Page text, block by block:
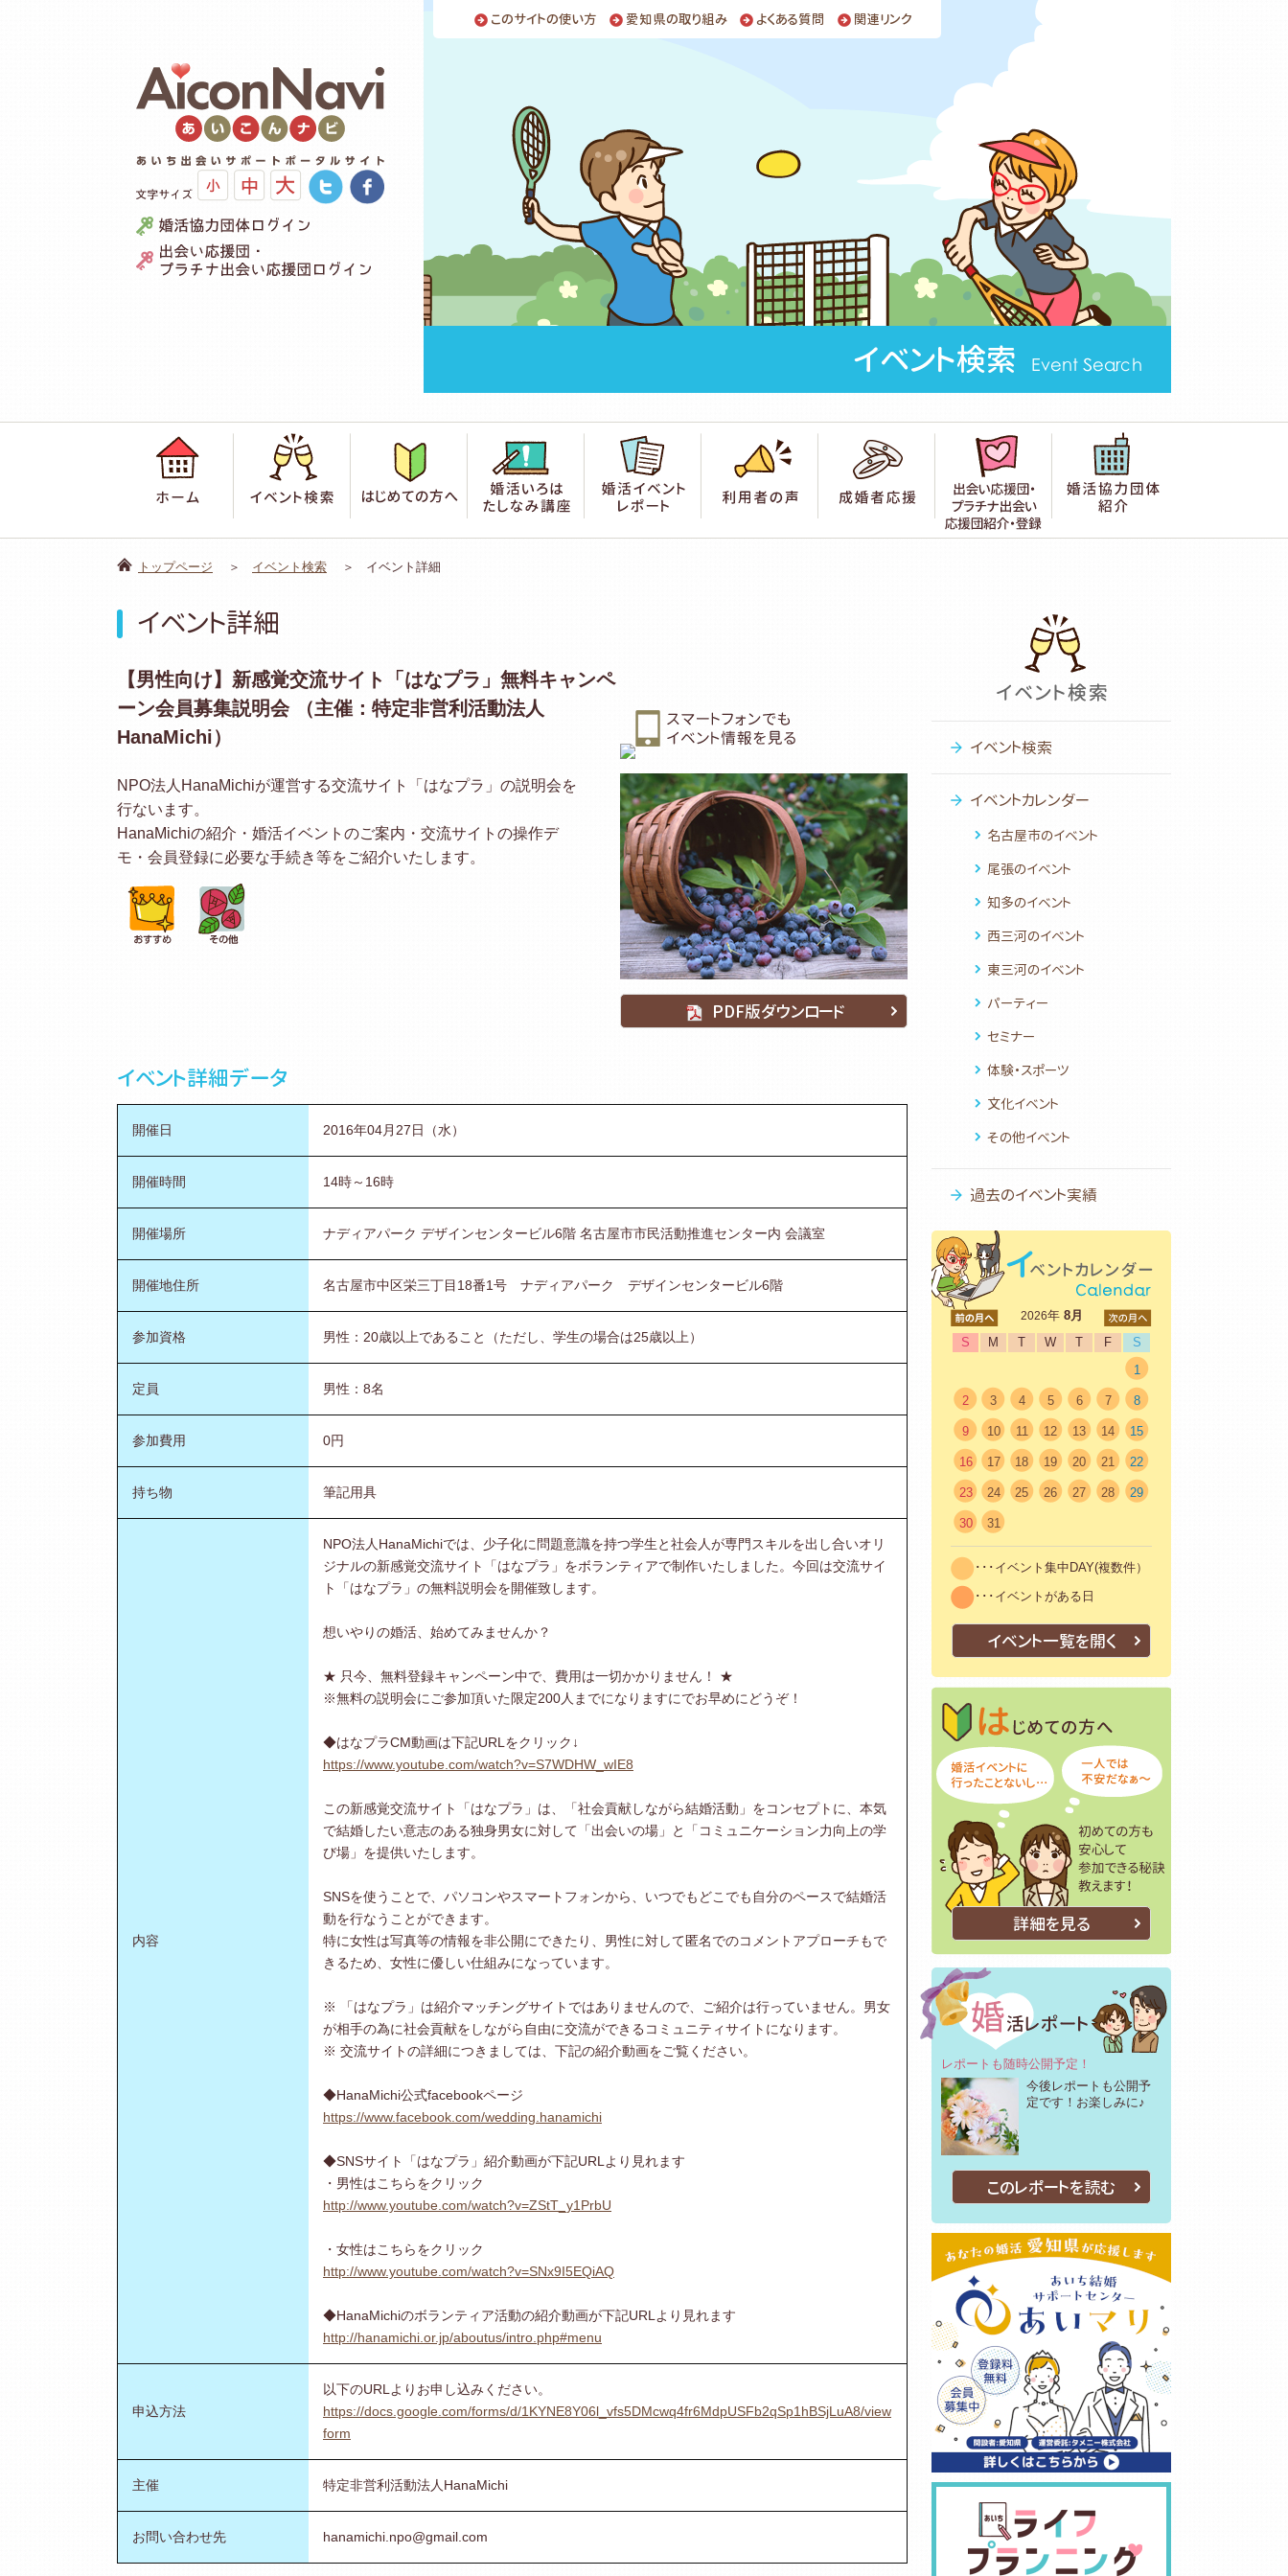
このサイトの使い方 愛知県の取り組み よくある質問 関連リンク
イベント検索 Event Search
婚活いろは たしなみ講座婚活イベントレポート 出会い応援団紹介・登録
トップページ イベント検索 イベント詳細
イベント詳細
【男性向け】新感覚交流サイト「はなプラ」無料キャンペ
ーン会員募集説明会 （主催：特定非営利活動法人
HanaMichi）
NPO法人HanaMichiが運営する交流サイト「はなプラ」の説明会を
行ないます。
HanaMichiの紹介・婚活イベントのご案内・交流サイトの操作デ
モ・会員登録に必要な手続き等をご紹介いたします。
PDF版ダウンロード
イベント詳細データ
開催日 2016年04月27日（水）
開催時間 14時～16時
開催場所 ナディアパーク デザインセンタービル6階 名古屋市市民活動推進センター内 会議室
開催地住所 名古屋市中区栄三丁目18番1号 ナディアパーク デザインセンタービル6階
参加資格 男性：20歳以上であること（ただし、学生の場合は25歳以上）
定員 男性：8名
参加費用 0円
持ち物 筆記用具
内容
NPO法人HanaMichiでは、少子化に問題意識を持つ学生と社会人が専門スキルを出し合いオリ
ジナルの新感覚交流サイト「はなプラ」をボランティアで制作いたしました。今回は交流サイ
ト「はなプラ」の無料説明会を開催致します。
想いやりの婚活、始めてみませんか？
★ 只今、無料登録キャンペーン中で、費用は一切かかりません！ ★
※無料の説明会にご参加頂いた限定200人までになりますにでお早めにどうぞ！
◆はなプラCM動画は下記URLをクリック↓
https://www.youtube.com/watch?v=S7WDHW_wIE8
この新感覚交流サイト「はなプラ」は、「社会貢献しながら結婚活動」をコンセプトに、本気
で結婚したい意志のある独身男女に対して「出会いの場」と「コミュニケーション力向上の学
び場」を提供いたします。
SNSを使うことで、パソコンやスマートフォンから、いつでもどこでも自分のペースで結婚活
動を行なうことができます。
特に女性は写真等の情報を非公開にできたり、男性に対して匿名でのコメントアプローチもで
きるため、女性に優しい仕組みになっています。
※ 「はなプラ」は紹介マッチングサイトではありませんので、ご紹介は行っていません。男女
が相手の為に社会貢献をしながら自由に交流ができるコミュニティサイトになります。
※ 交流サイトの詳細につきましては、下記の紹介動画をご覧ください。
◆HanaMichi公式facebookページ
https://www.facebook.com/wedding.hanamichi
◆SNSサイト「はなプラ」紹介動画が下記URLより見れます
・男性はこちらをクリック
http://www.youtube.com/watch?v=ZStT_y1PrbU
・女性はこちらをクリック
http://www.youtube.com/watch?v=SNx9I5EQiAQ
◆HanaMichiのボランティア活動の紹介動画が下記URLより見れます
http://hanamichi.or.jp/aboutus/intro.php#menu
申込方法
以下のURLよりお申し込みください。
https://docs.google.com/forms/d/1KYNE8Y06l_vfs5DMcwq4fr6MdpUSFb2qSp1hBSjLuA8/view
form
主催 特定非営利活動法人HanaMichi
お問い合わせ先 hanamichi.npo@gmail.com
イベント検索
イベントカレンダー
名古屋市のイベント
尾張のイベント
知多のイベント
西三河のイベント
東三河のイベント
パーティー
セミナー
体験・スポーツ
文化イベント
その他イベント
過去のイベント実績
2026年 8月
S
M T W T F
S
1
2 3 4 5 6 7 8
9 10 11 12 13 14 15
16 17 18 19 20 21 22
23 24 25 26 27 28 29
30 31
･･･イベント集中DAY(複数件）
･･･イベントがある日
イベント一覧を開く
詳細を見る
レポートも随時公開予定！
今後レポートも公開予
定です！お楽しみに♪
このレポートを読む